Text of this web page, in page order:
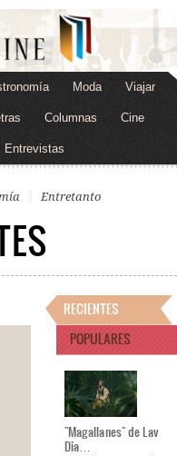
Moda Viajar
Columnas Cine
Entrevistas
Entretanto
RECIENTES
POPULARES
"Magallanes" de Lav
Dia…